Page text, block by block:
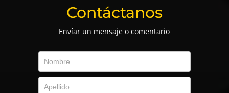
Contáctanos
Envíar un mensaje o comentario